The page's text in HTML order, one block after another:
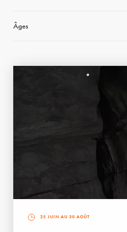
Âges
25 JUIN AU 30 AOÛT